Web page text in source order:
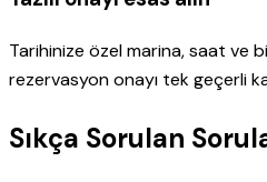
Tarihinize özel marina, saat ve
rezervasyon onayı tek geçerli
Sıkça Sorulan